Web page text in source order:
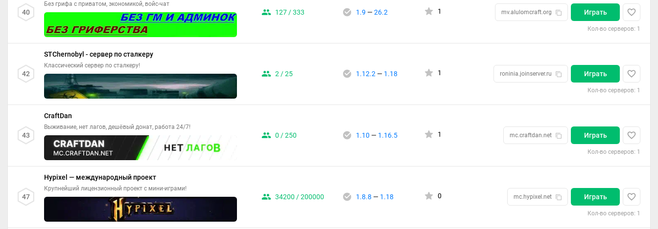
40
Без грифа с приватом, экономикой, войс-чат
127 / 333 1.9 — 26.2 1 mv.alulomcraft.org Играть
Кол-во серверов: 1
42
STChernobyl - сервер по сталкеру
Классический сервер по сталкеру!
2 / 25 1.12.2 — 1.18 1 roninia.joinserver.ru Играть
Кол-во серверов: 1
43
CraftDan
Выживание, нет лагов, дешёвый донат, работа 24/7!
0 / 250 1.10 — 1.16.5 1 mc.craftdan.net Играть
Кол-во серверов: 1
47
Hypixel — международный проект
Крупнейший лицензионный проект с мини-играми!
34200 / 200000 1.8.8 — 1.18 0 mc.hypixel.net Играть
Кол-во серверов: 1